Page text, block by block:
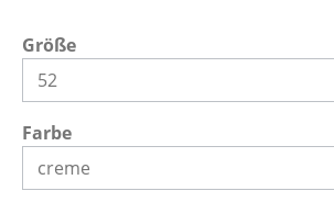
Größeauswählen
Farbeauswählen